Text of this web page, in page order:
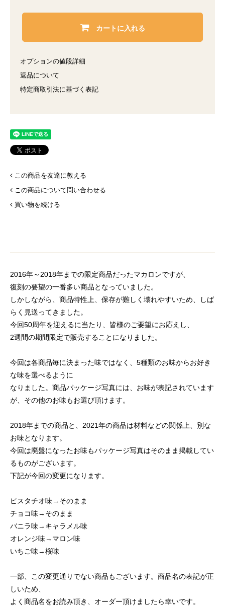
カートに入れる
オプションの値段詳細
返品について
特定商取引法に基づく表記
この商品を友達に教える
この商品について問い合わせる
買い物を続ける
2016年～2018年までの限定商品だったマカロンですが、
復刻の要望の一番多い商品となっていました。
しかしながら、商品特性上、保存が難しく壊れやすいため、しば
らく見送ってきました。
今回50周年を迎えるに当たり、皆様のご要望にお応えし、
2週間の期間限定で販売することになりました。
今回は各商品毎に決まった味ではなく、5種類のお味からお好き
な味を選べるように
なりました。商品パッケージ写真には、お味が表記されています
が、その他のお味もお選び頂けます。
2018年までの商品と、2021年の商品は材料などの関係上、別な
お味となります。
今回は廃盤になったお味もパッケージ写真はそのまま掲載してい
るものがございます。
下記が今回の変更になります。
ピスタチオ味→そのまま
チョコ味→そのまま
バニラ味→キャラメル味
オレンジ味→マロン味
いちご味→桜味
一部、この変更通りでない商品もございます。商品名の表記が正
しいため、
よく商品名をお読み頂き、オーダー頂けましたら幸いです。